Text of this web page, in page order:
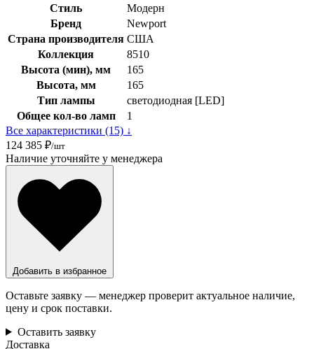
Стиль
Модерн
Бренд
Newport
Страна производителя США
Коллекция
8510
Высота (мин), мм
165
Высота, мм
165
Тип лампы
светодиодная [LED]
Общее кол-во ламп
1
Все характеристики (15) ↓
124 385 ₽/шт
Наличие уточняйте у менеджера
Добавить в избранное
Оставьте заявку — менеджер проверит актуальное наличие,
цену и срок поставки.
Оставить заявку
Доставка